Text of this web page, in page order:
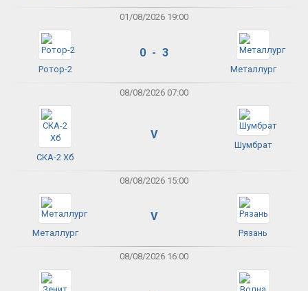
01/08/2026 19:00
Ротор-2
0 - 3
Металлург
08/08/2026 07:00
СКА-2 Хб
V
Шумбрат
08/08/2026 15:00
Металлург
V
Рязань
08/08/2026 16:00